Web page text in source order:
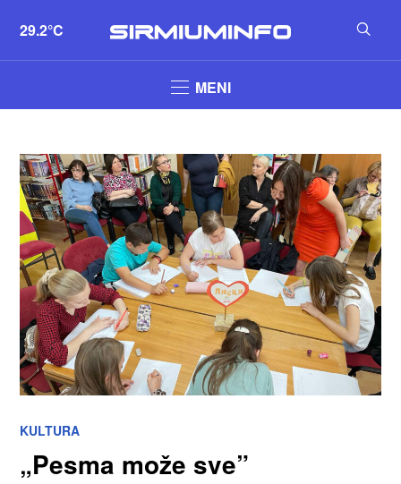
29.2°C
MENI
KULTURA
„Pesma može sve”